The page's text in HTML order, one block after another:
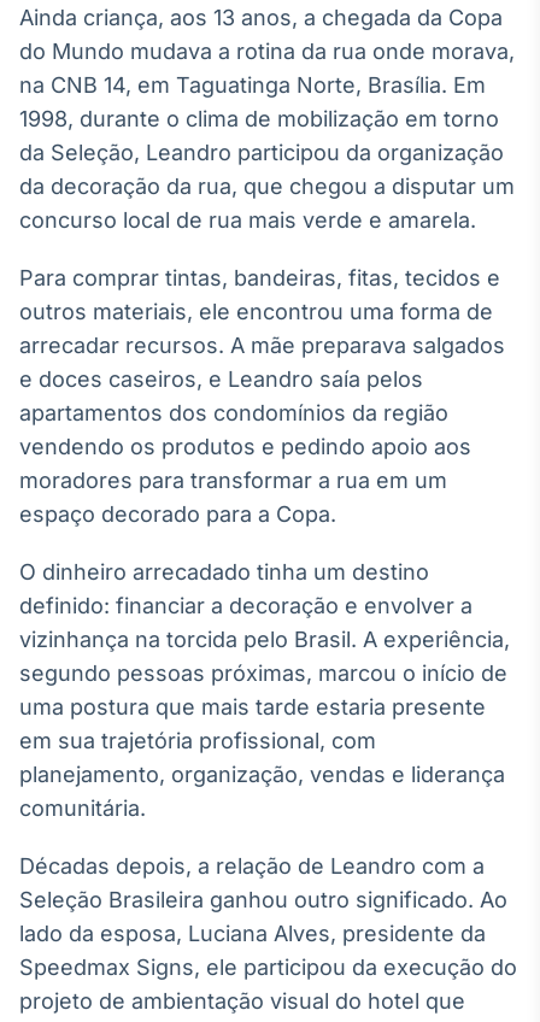
ativos
Broadcast
Datafeed
APIs para
integração de
conteúdos e
dados
Broadcast
Ticker
headlines de
notícias
Broadcast
Widgets
Componentes
para conteúdos e
Broadcast
dados para
displays e telas
Curadoria de
conteúdos
Soluções de
Tecnologia
Broadcast
Ainda criança, aos 13 anos, a chegada da Copa
do Mundo mudava a rotina da rua onde morava,
na CNB 14, em Taguatinga Norte, Brasília. Em
1998, durante o clima de mobilização em torno
da Seleção, Leandro participou da organização
da decoração da rua, que chegou a disputar um
concurso local de rua mais verde e amarela.
Para comprar tintas, bandeiras, fitas, tecidos e
outros materiais, ele encontrou uma forma de
arrecadar recursos. A mãe preparava salgados
e doces caseiros, e Leandro saía pelos
apartamentos dos condomínios da região
vendendo os produtos e pedindo apoio aos
moradores para transformar a rua em um
espaço decorado para a Copa.
O dinheiro arrecadado tinha um destino
definido: financiar a decoração e envolver a
vizinhança na torcida pelo Brasil. A experiência,
segundo pessoas próximas, marcou o início de
uma postura que mais tarde estaria presente
em sua trajetória profissional, com
planejamento, organização, vendas e liderança
comunitária.
Décadas depois, a relação de Leandro com a
Seleção Brasileira ganhou outro significado. Ao
lado da esposa, Luciana Alves, presidente da
Speedmax Signs, ele participou da execução do
projeto de ambientação visual do hotel que